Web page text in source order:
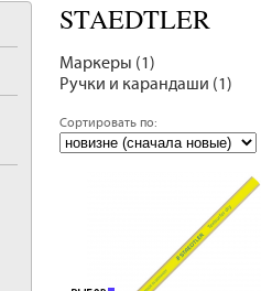
STAEDTLER
Маркеры (1)
Ручки и карандаши (1)
Сортировать по: